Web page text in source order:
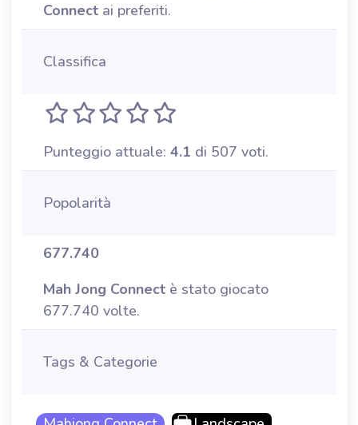
Connect ai preferiti.
Classifica
Punteggio attuale: 4.1 di 507 voti.
Popolarità
677.740
Mah Jong Connect è stato giocato
677.740 volte.
Tags & Categorie